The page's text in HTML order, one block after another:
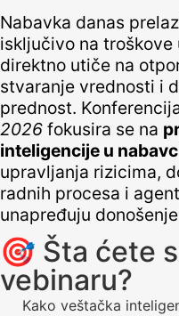
Nabavka danas
isključivo na troškove
direktno utiče na
stvaranje vrednosti i
prednost.
2026 fokusira se na
inteligencije u
upravljanja rizicima,
radnih procesa i
unapređuju
🎯 Šta ćete
vebinaru?
Kako veštačka